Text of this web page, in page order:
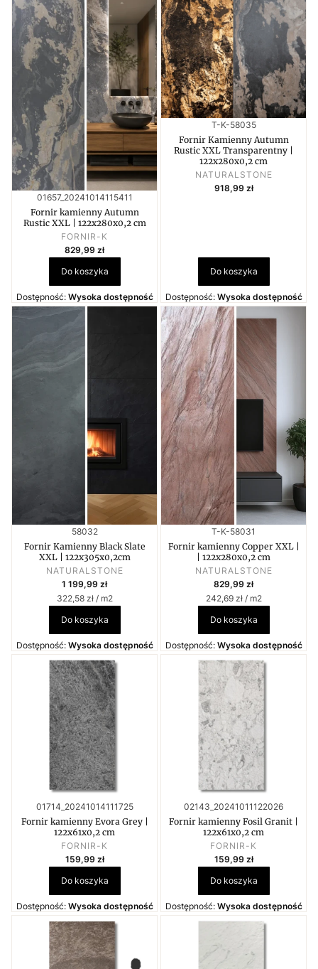
Kod produktu
01657_20241014115411
Fornir kamienny Autumn
Rustic XXL | 122x280x0,2 cm
PRODUCENT
FORNIR-K
Cena
829,99 zł
Do koszyka
Dostępność: Wysoka dostępność
Kod produktu
T-K-58035
Fornir Kamienny Autumn
Rustic XXL Transparentny |
122x280x0,2 cm
PRODUCENT
NATURALSTONE
Cena
918,99 zł
Do koszyka
Dostępność: Wysoka dostępność
Kod produktu
58032
Fornir Kamienny Black Slate
XXL | 122x305x0,2cm
PRODUCENT
NATURALSTONE
Cena
1 199,99 zł
Cena jednostkowa
322,58 zł / m2
Do koszyka
Dostępność: Wysoka dostępność
Kod produktu
T-K-58031
Fornir kamienny Copper XXL |
| 122x280x0,2 cm
PRODUCENT
NATURALSTONE
Cena
829,99 zł
Cena jednostkowa
242,69 zł / m2
Do koszyka
Dostępność: Wysoka dostępność
Kod produktu
01714_20241014111725
Fornir kamienny Evora Grey |
122x61x0,2 cm
PRODUCENT
FORNIR-K
Cena
159,99 zł
Do koszyka
Dostępność: Wysoka dostępność
Kod produktu
02143_20241011122026
Fornir kamienny Fosil Granit |
122x61x0,2 cm
PRODUCENT
FORNIR-K
Cena
159,99 zł
Do koszyka
Dostępność: Wysoka dostępność